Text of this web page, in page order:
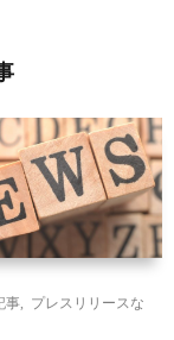
事
プレスリリースな